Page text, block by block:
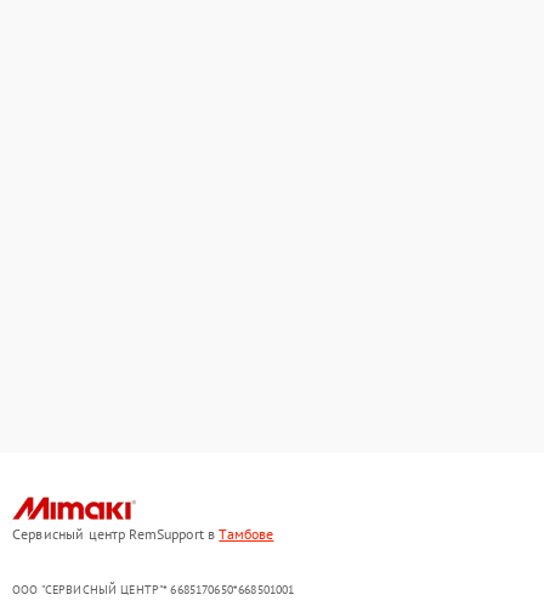
Сервисный центр RemSupport вТамбове
ООО "СЕРВИСНЫЙ ЦЕНТР"* 6685170650*668501001